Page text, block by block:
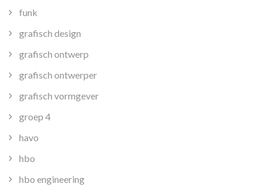
funk
grafisch design
grafisch ontwerp
grafisch ontwerper
grafisch vormgever
groep 4
havo
hbo
hbo engineering